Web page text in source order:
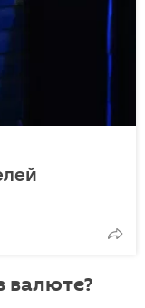
валюте?